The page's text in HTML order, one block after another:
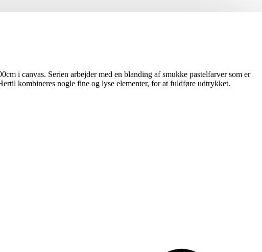
i canvas. Serien arbejder med en blanding af smukke pastelfarver som er
kombineres nogle fine og lyse elementer, for at fuldføre udtrykket.